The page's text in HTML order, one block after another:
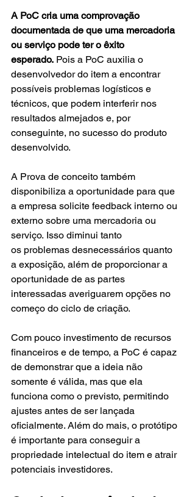
A PoC cria uma comprovação
documentada de que uma mercadoria
ou serviço pode ter o êxito
esperado. Pois a PoC auxilia o
desenvolvedor do item a encontrar
possíveis problemas logísticos e
técnicos, que podem interferir nos
resultados almejados e, por
conseguinte, no sucesso do produto
desenvolvido.
A Prova de conceito também
disponibiliza a oportunidade para que
a empresa solicite feedback interno ou
externo sobre uma mercadoria ou
serviço. Isso diminui tanto
os problemas desnecessários quanto
a exposição, além de proporcionar a
oportunidade de as partes
interessadas averiguarem opções no
começo do ciclo de criação.
Com pouco investimento de recursos
financeiros e de tempo, a PoC é capaz
de demonstrar que a ideia não
somente é válida, mas que ela
funciona como o previsto, permitindo
ajustes antes de ser lançada
oficialmente. Além do mais, o protótipo
é importante para conseguir a
propriedade intelectual do item e atrair
potenciais investidores.